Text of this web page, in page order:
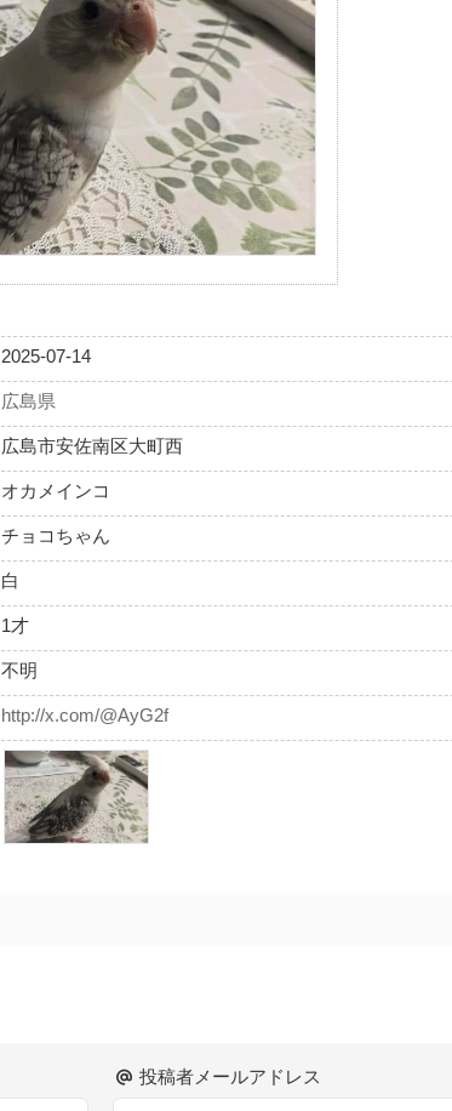
2025-07-14
広島県
広島市安佐南区大町西
オカメインコ
チョコちゃん
白
1才
不明
http://x.com/@AyG2f
投稿者メールアドレス